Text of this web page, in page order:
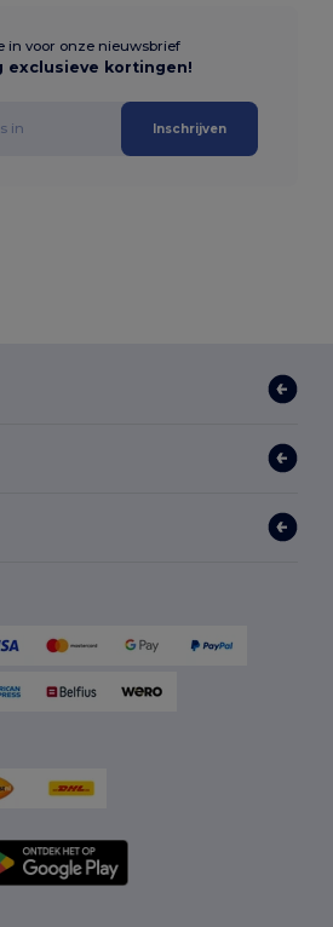
in voor onze nieuwsbrief
exclusieve kortingen!
Inschrijven